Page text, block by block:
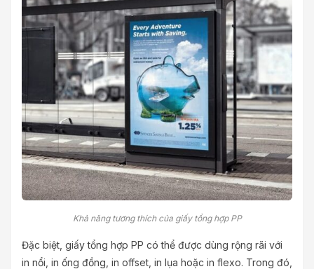
Khả năng tương thích của giấy tổng hợp PP
Đặc biệt, giấy tổng hợp PP có thể được dùng rộng rãi với
in nổi, in ống đồng, in offset, in lụa hoặc in flexo. Trong đó,